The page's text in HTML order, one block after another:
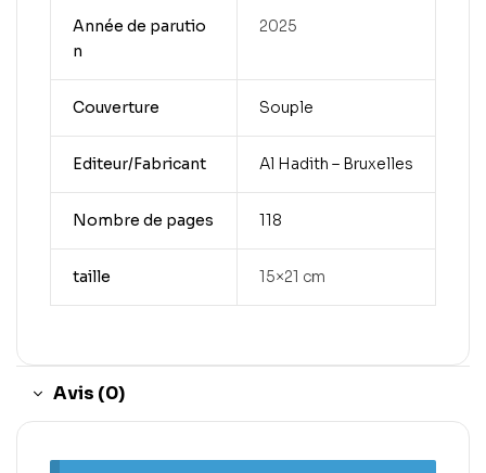
Année de parutio
n
2025
Couverture Souple
Editeur/Fabricant Al Hadith – Bruxelles
Nombre de pages 118
taille 15×21 cm
Avis (0)